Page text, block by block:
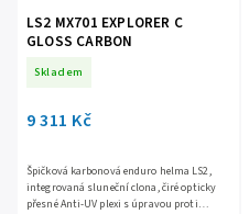
LS2 MX701 EXPLORER C
GLOSS CARBON
Skladem
9 311 Kč
Špičková karbonová enduro helma LS2,
integrovaná sluneční clona, čiré opticky
přesné Anti-UV plexi s úpravou proti